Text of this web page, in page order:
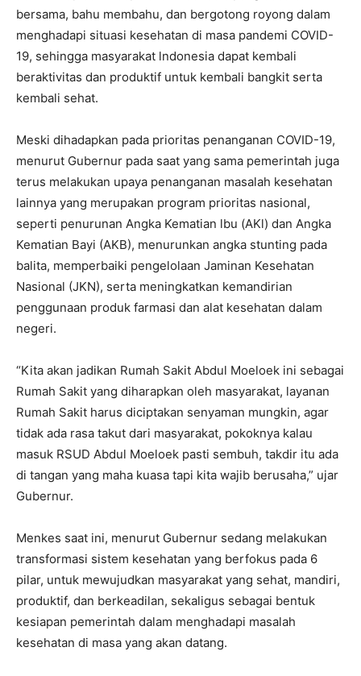
bersama, bahu membahu, dan bergotong royong dalam
menghadapi situasi kesehatan di masa pandemi COVID-
19, sehingga masyarakat lndonesia dapat kembali
beraktivitas dan produktif untuk kembali bangkit serta
kembali sehat.
Meski dihadapkan pada prioritas penanganan COVID-19,
menurut Gubernur pada saat yang sama pemerintah juga
terus melakukan upaya penanganan masalah kesehatan
lainnya yang merupakan program prioritas nasional,
seperti penurunan Angka Kematian lbu (AKl) dan Angka
Kematian Bayi (AKB), menurunkan angka stunting pada
balita, memperbaiki pengelolaan Jaminan Kesehatan
Nasional (JKN), serta meningkatkan kemandirian
penggunaan produk farmasi dan alat kesehatan dalam
negeri.
“Kita akan jadikan Rumah Sakit Abdul Moeloek ini sebagai
Rumah Sakit yang diharapkan oleh masyarakat, layanan
Rumah Sakit harus diciptakan senyaman mungkin, agar
tidak ada rasa takut dari masyarakat, pokoknya kalau
masuk RSUD Abdul Moeloek pasti sembuh, takdir itu ada
di tangan yang maha kuasa tapi kita wajib berusaha,” ujar
Gubernur.
Menkes saat ini, menurut Gubernur sedang melakukan
transformasi sistem kesehatan yang berfokus pada 6
pilar, untuk mewujudkan masyarakat yang sehat, mandiri,
produktif, dan berkeadilan, sekaligus sebagai bentuk
kesiapan pemerintah dalam menghadapi masalah
kesehatan di masa yang akan datang.